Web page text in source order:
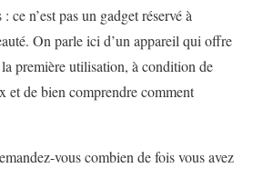
ce n’est pas un gadget réservé à
On parle ici d’un appareil qui offre
première utilisation, à condition de
et de bien comprendre comment
vous combien de fois vous avez